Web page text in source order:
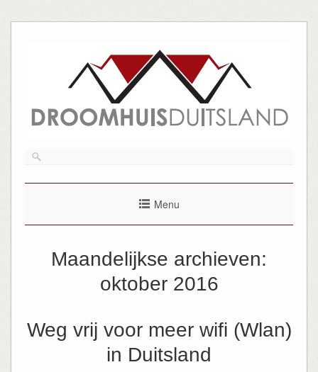
Menu
Maandelijkse archieven:
oktober 2016
Weg vrij voor meer wifi (Wlan)
in Duitsland